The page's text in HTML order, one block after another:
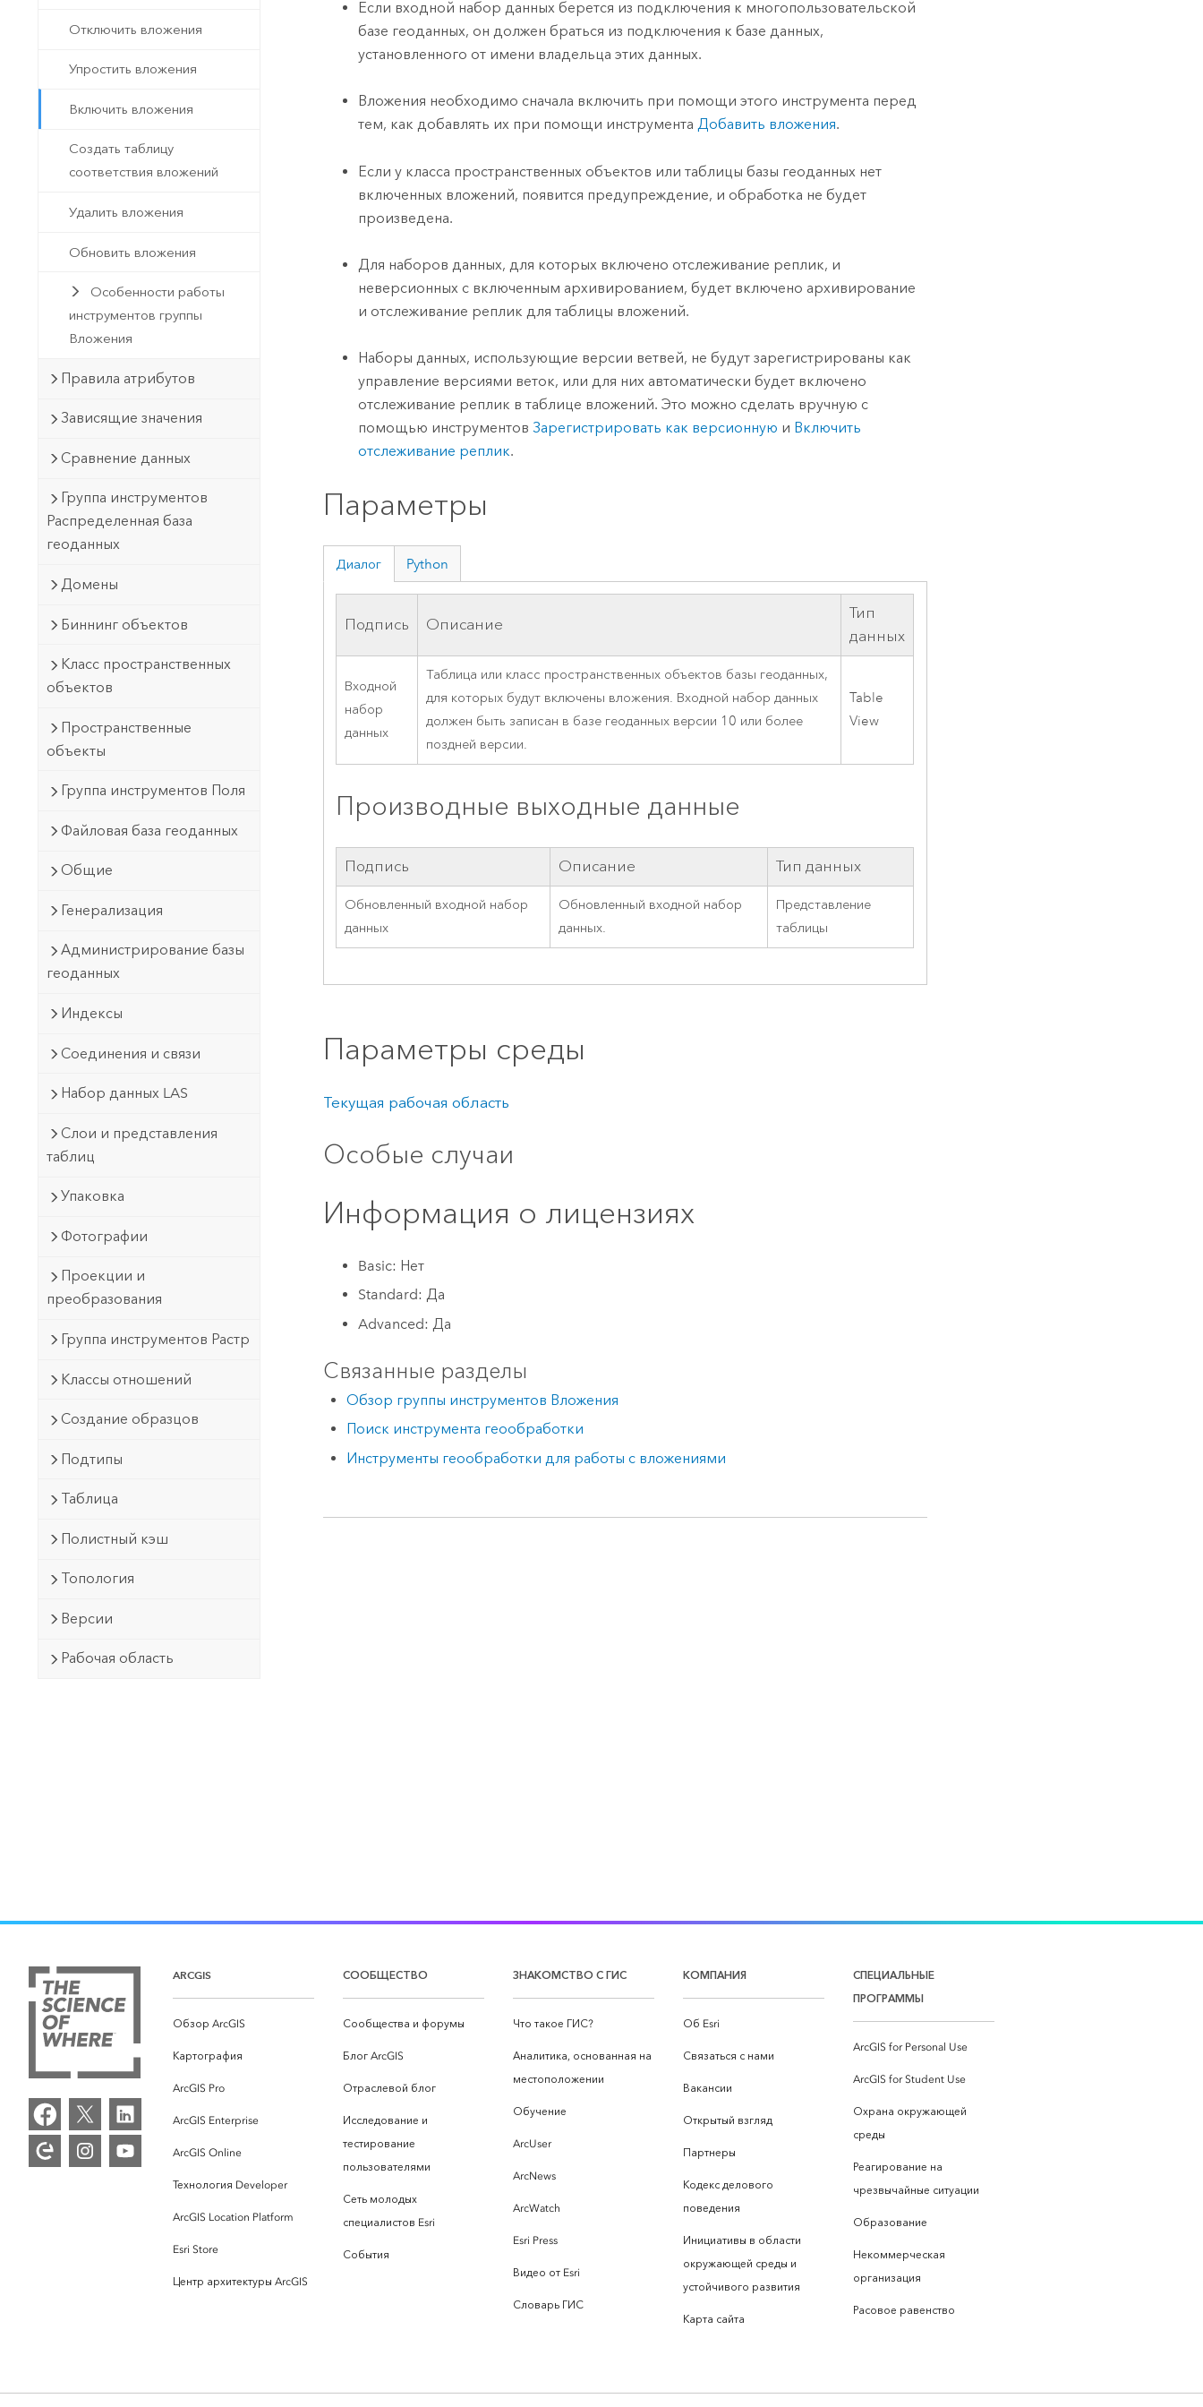
Отключить вложения
Упростить вложения
Включить вложения
Создать таблицу
соответствия вложений
Удалить вложения
Обновить вложения
Особенности работы
инструментов группы
Вложения
Правила атрибутов
Зависящие значения
Сравнение данных
Группа инструментов
Распределенная база
геоданных
Домены
Биннинг объектов
Класс пространственных
объектов
Пространственные
объекты
Группа инструментов Поля
Файловая база геоданных
Общие
Генерализация
Администрирование базы
геоданных
Индексы
Соединения и связи
Набор данных LAS
Слои и представления
таблиц
Упаковка
Фотографии
Проекции и
преобразования
Группа инструментов Растр
Классы отношений
Создание образцов
Подтипы
Таблица
Полистный кэш
Топология
Версии
Рабочая область
Если входной набор данных берется из подключения к многопользовательской
базе геоданных, он должен браться из подключения к базе данных,
установленного от имени владельца этих данных.
Вложения необходимо сначала включить при помощи этого инструмента перед
тем, как добавлять их при помощи инструмента Добавить вложения.
Если у класса пространственных объектов или таблицы базы геоданных нет
включенных вложений, появится предупреждение, и обработка не будет
произведена.
Для наборов данных, для которых включено отслеживание реплик, и
неверсионных с включенным архивированием, будет включено архивирование
и отслеживание реплик для таблицы вложений.
Наборы данных, использующие версии ветвей, не будут зарегистрированы как
управление версиями веток, или для них автоматически будет включено
отслеживание реплик в таблице вложений. Это можно сделать вручную с
помощью инструментов Зарегистрировать как версионную и Включить
отслеживание реплик.
Параметры
Диалог Python
Подпись Описание
Тип
данных
Входной
набор
данных
Таблица или класс пространственных объектов базы геоданных,
для которых будут включены вложения. Входной набор данных
должен быть записан в базе геоданных версии 10 или более
поздней версии.
Table
View
Производные выходные данные
Подпись Описание Тип данных
Обновленный входной набор
данных
Обновленный входной набор
данных.
Представление
таблицы
Параметры среды
Текущая рабочая область
Особые случаи
Информация о лицензиях
Basic: Нет
Standard: Да
Advanced: Да
Связанные разделы
Обзор группы инструментов Вложения
Поиск инструмента геообработки
Инструменты геообработки для работы с вложениями
ARCGIS
Обзор ArcGIS
Картография
ArcGIS Pro
ArcGIS Enterprise
ArcGIS Online
Технология Developer
ArcGIS Location Platform
Esri Store
Центр архитектуры ArcGIS
СООБЩЕСТВО
Сообщества и форумы
Блог ArcGIS
Отраслевой блог
Исследование и
тестирование
пользователями
Сеть молодых
специалистов Esri
События
ЗНАКОМСТВО С ГИС
Что такое ГИС?
Аналитика, основанная на
местоположении
Обучение
ArcUser
ArcNews
ArcWatch
Esri Press
Видео от Esri
Словарь ГИС
КОМПАНИЯ
Об Esri
Связаться с нами
Вакансии
Открытый взгляд
Партнеры
Кодекс делового
поведения
Инициативы в области
окружающей среды и
устойчивого развития
Карта сайта
СПЕЦИАЛЬНЫЕ
ПРОГРАММЫ
ArcGIS for Personal Use
ArcGIS for Student Use
Охрана окружающей
среды
Реагирование на
чрезвычайные ситуации
Образование
Некоммерческая
организация
Расовое равенство